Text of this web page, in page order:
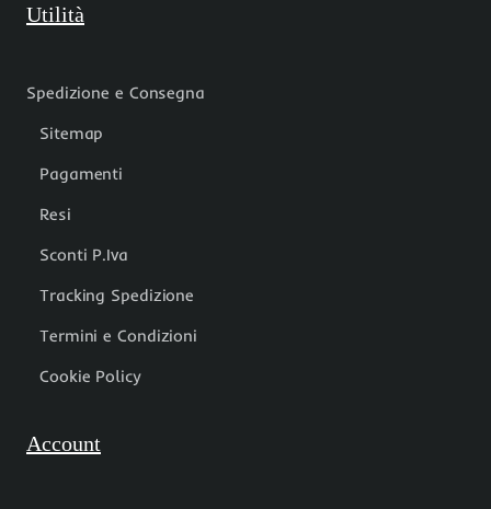
Utilità
Spedizione e Consegna
Sitemap
Pagamenti
Resi
Sconti P.Iva
Tracking Spedizione
Termini e Condizioni
Cookie Policy
Account